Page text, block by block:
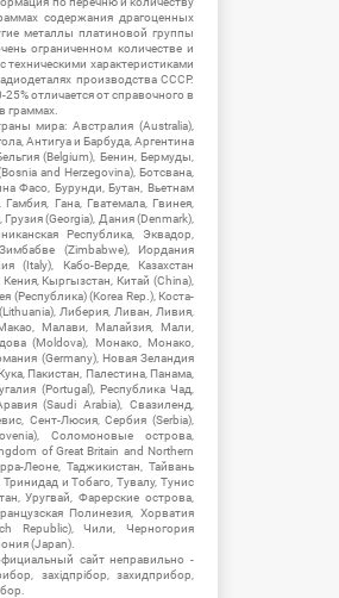
содержания драгоценных
металлы платиновой группы
ограниченном количестве и
характеристиками
производства СССР.
отличается от справочного в
граммах.
мира: Австралия (Australia),
Антигуа и Барбуда, Аргентина
(Belgium), Бенин, Бермуды,
and Herzegovina), Ботсвана,
Фасо, Бурунди, Бутан, Вьетнам
Гана, Гватемала, Гвинея,
(Georgia), Дания (Denmark),
Республика, Эквадор,
(Zimbabwe), Иордания
(Italy), Кабо-Верде, Казахстан
Кыргызстан, Китай (China),
(Республика) (Korea Rep.), Коста-
Либерия, Ливан, Ливия,
Малави, Малайзия, Мали,
(Moldova), Монако, Монако,
(Germany), Новая Зеландия
Пакистан, Палестина, Панама,
(Portugal), Республика Чад,
(Saudi Arabia), Свазиленд,
Сент-Люсия, Сербия (Serbia),
Соломоновые острова,
of Great Britain and Northern
Леоне, Таджикистан, Тайвань
и Тобаго, Тувалу, Тунис
Уругвай, Фарерские острова,
Полинезия, Хорватия
Republic), Чили, Черногория
(Japan).
сайт неправильно -
західпрібор, захидприбор,